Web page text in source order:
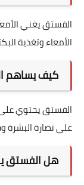
الفستق يغني
الأمعاء وتغذية
كيف يساهم
الفستق يحتوي على
على نضارة البشرة
هل الفستق